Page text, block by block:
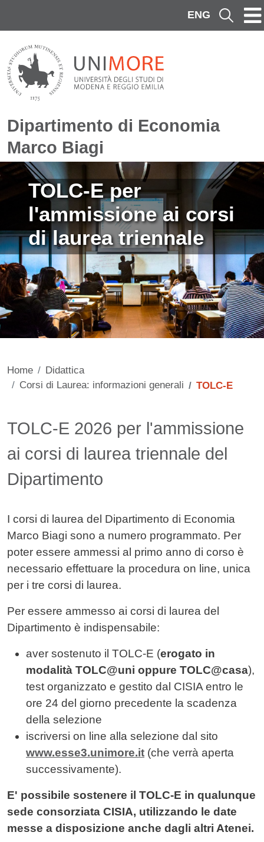
ENG Cerca
Dipartimento di Economia
Marco Biagi
Immagine
TOLC-E per
l'ammissione ai corsi
di laurea triennale
Home
Didattica
Corsi di Laurea: informazioni generali
TOLC-E
Contenuto
TOLC-E 2026 per l'ammissione
ai corsi di laurea triennale del
Dipartimento
I corsi di laurea del Dipartimento di Economia
Marco Biagi sono a numero programmato. Per
poter essere ammessi al primo anno di corso è
necessario effettuare la procedura on line, unica
per i tre corsi di laurea.
Per essere ammesso ai corsi di laurea del
Dipartimento è indispensabile:
aver sostenuto il TOLC-E (erogato in
modalità TOLC@uni oppure TOLC@casa),
test organizzato e gestito dal CISIA entro le
ore 24 del giorno precedente la scadenza
della selezione
iscriversi on line alla selezione dal sito
www.esse3.unimore.it (che verrà aperta
successivamente).
E' possibile sostenere il TOLC-E in qualunque
sede consorziata CISIA, utilizzando le date
messe a disposizione anche dagli altri Atenei.